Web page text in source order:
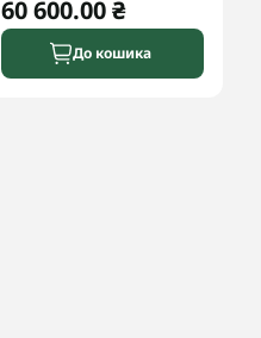
60 600.00 ₴
До кошика